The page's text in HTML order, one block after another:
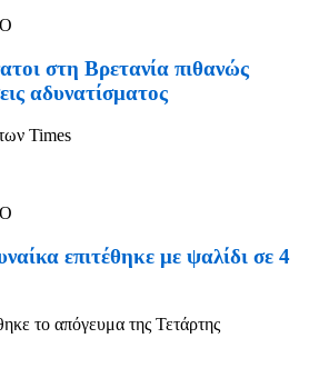
στη Βρετανία πιθανώς
αδυνατίσματος
Times
επιτέθηκε με ψαλίδι σε 4
το απόγευμα της Τετάρτης